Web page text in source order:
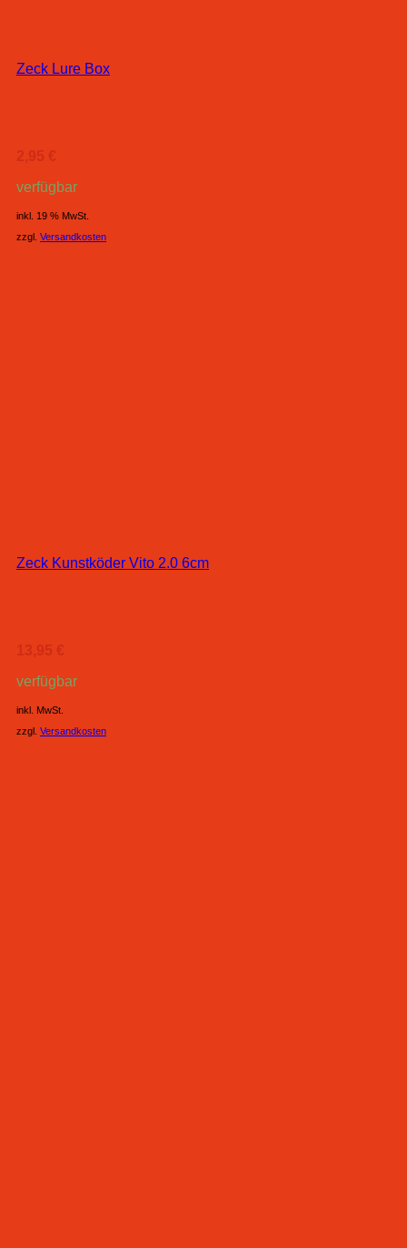
Zeck Lure Box
2,95 €
verfügbar
inkl. 19 % MwSt.
zzgl. Versandkosten
Zeck Kunstköder Vito 2.0 6cm
13,95 €
verfügbar
inkl. MwSt.
zzgl. Versandkosten